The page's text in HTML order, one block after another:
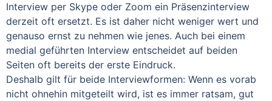
Interview per Skype oder Zoom ein Präsenzinterview
derzeit oft ersetzt. Es ist daher nicht weniger wert und
genauso ernst zu nehmen wie jenes. Auch bei einem
medial geführten Interview entscheidet auf beiden
Seiten oft bereits der erste Eindruck.
Deshalb gilt für beide Interviewformen: Wenn es vorab
nicht ohnehin mitgeteilt wird, ist es immer ratsam, gut